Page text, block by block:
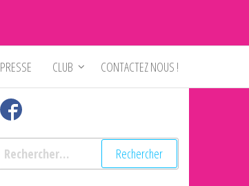
PRESSE CLUB CONTACTEZ NOUS !
Rechercher :